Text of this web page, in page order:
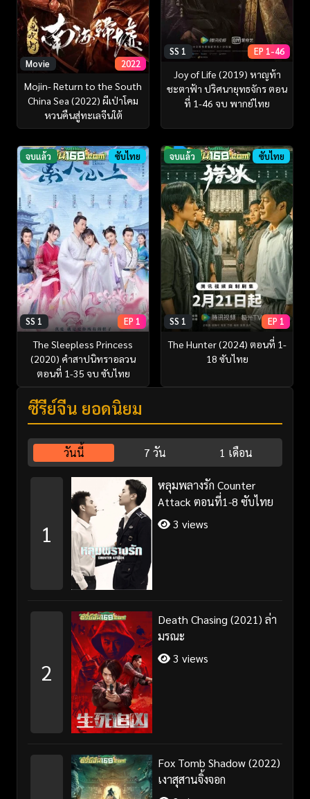
Movie 2022
Mojin- Return to the South
China Sea (2022) ผีเป่าโคม
หวนคืนสู่ทะเลจีนใต้
SS 1 EP 1-46
Joy of Life (2019) หาญท้า
ชะตาฟ้า ปริศนายุทธจักร ตอน
ที่ 1-46 จบ พากย์ไทย
จบแล้ว ซับไทย
SS 1 EP 1
The Sleepless Princess
(2020) คำสาปนิทราอลวน
ตอนที่ 1-35 จบ ซับไทย
จบแล้ว ซับไทย
SS 1 EP 1
The Hunter (2024) ตอนที่ 1-
18 ซับไทย
ซีรี่ย์จีน ยอดนิยม
วันนี้ 7 วัน 1 เดือน
1
หลุมพลางรัก Counter
Attack ตอนที่1-8 ซับไทย
3 views
2
Death Chasing (2021) ล่า
มรณะ
3 views
Fox Tomb Shadow (2022)
เงาสุสานจิ้งจอก